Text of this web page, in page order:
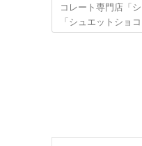
コレート専門店「
「シュエットショ